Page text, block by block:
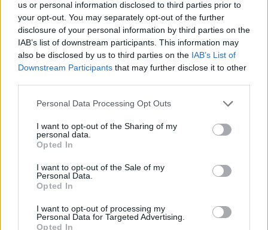
us or personal information disclosed to third parties prior to
your opt-out. You may separately opt-out of the further
disclosure of your personal information by third parties on the
IAB’s list of downstream participants. This information may
also be disclosed by us to third parties on the IAB’s List of
Downstream Participants that may further disclose it to other
Personal Data Processing Opt Outs
I want to opt-out of the Sharing of my
personal data.
Opted In
I want to opt-out of the Sale of my
Personal Data.
Opted In
I want to opt-out of processing my
Personal Data for Targeted Advertising.
Opted In
Leicht
Lachs in Apfel-Honig-Sauce mit
Spinat
Leicht
Süß-saure Marinade für gegrillten
Leicht
Leicht
Gegrilltes Lachssteak in
Weinmarinade